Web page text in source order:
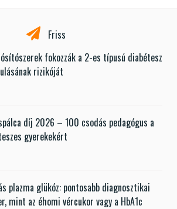
Friss
fokozzák a 2-es típusú diabétesz
rizikóját
díj 2026 – 100 csodás pedagógus a
gyerekekért
plazma glükóz: pontosabb diagnosztikai
mint az éhomi vércukor vagy a HbA1c